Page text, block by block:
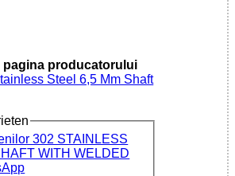
pagina producatorului
Steel 6,5 Mm Shaft